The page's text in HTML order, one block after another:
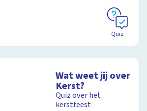
Quiz
Wat weet jij over
Kerst?
Quiz over het
kerstfeest